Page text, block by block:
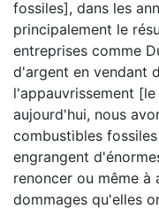
fossiles], dans les
principalement le
entreprises comme
d'argent en vendant
l'appauvrissement
aujourd'hui, nous
combustibles
engrangent
renoncer ou même à
dommages qu'elles